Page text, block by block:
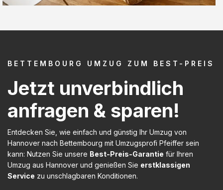
BETTEMBOURG UMZUG ZUM BEST-PREIS
Jetzt unverbindlich
anfragen & sparen!
Entdecken Sie, wie einfach und günstig Ihr Umzug von
Hannover nach Bettembourg mit Umzugsprofi Pfeiffer sein
kann: Nutzen Sie unsere Best-Preis-Garantie für Ihren
Umzug aus Hannover und genießen Sie erstklassigen
Service zu unschlagbaren Konditionen.